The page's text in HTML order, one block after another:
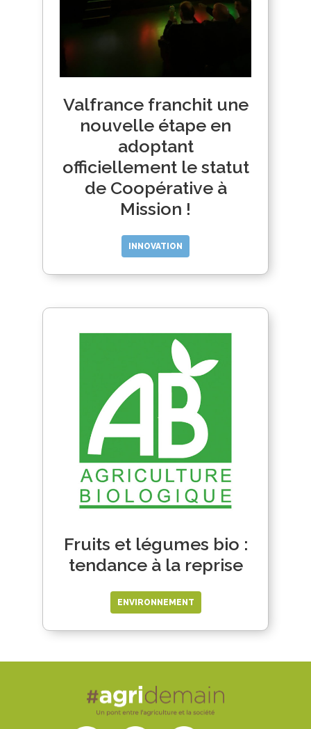
Valfrance franchit une
nouvelle étape en
adoptant
officiellement le statut
de Coopérative à
Mission !
INNOVATION
Fruits et légumes bio :
tendance à la reprise
ENVIRONNEMENT